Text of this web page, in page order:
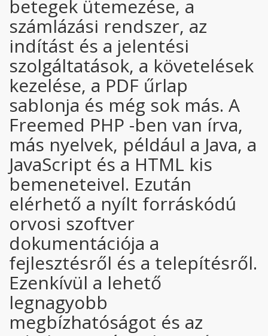
betegek ütemezése, a
számlázási rendszer, az
indítást és a jelentési
szolgáltatások, a követelések
kezelése, a PDF űrlap
sablonja és még sok más. A
Freemed PHP -ben van írva,
más nyelvek, például a Java, a
JavaScript és a HTML kis
bemeneteivel. Ezután
elérhető a nyílt forráskódú
orvosi szoftver
dokumentációja a
fejlesztésről és a telepítésről.
Ezenkívül a lehető
legnagyobb
megbízhatóságot és az